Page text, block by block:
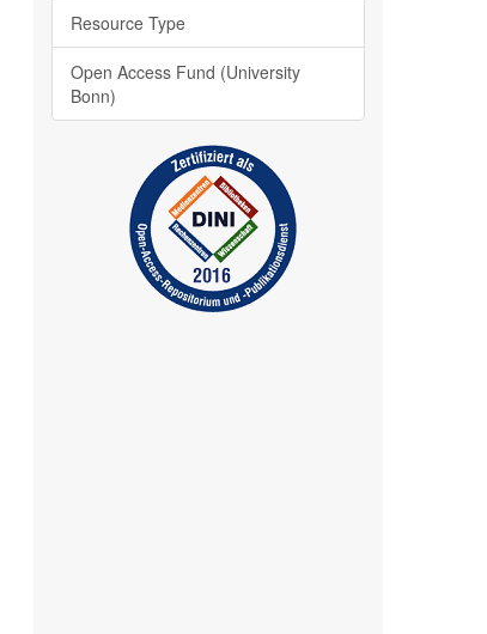
Resource Type
Open Access Fund (University
Bonn)